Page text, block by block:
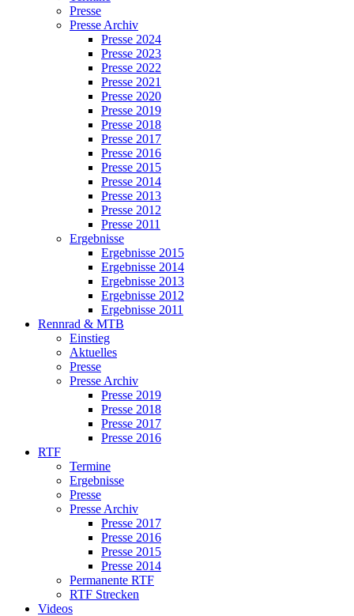
Presse
Presse Archiv
Presse 2024
Presse 2023
Presse 2022
Presse 2021
Presse 2020
Presse 2019
Presse 2018
Presse 2017
Presse 2016
Presse 2015
Presse 2014
Presse 2013
Presse 2012
Presse 2011
Ergebnisse
Ergebnisse 2015
Ergebnisse 2014
Ergebnisse 2013
Ergebnisse 2012
Ergebnisse 2011
Rennrad & MTB
Einstieg
Aktuelles
Presse
Presse Archiv
Presse 2019
Presse 2018
Presse 2017
Presse 2016
RTF
Termine
Ergebnisse
Presse
Presse Archiv
Presse 2017
Presse 2016
Presse 2015
Presse 2014
Permanente RTF
RTF Strecken
Videos